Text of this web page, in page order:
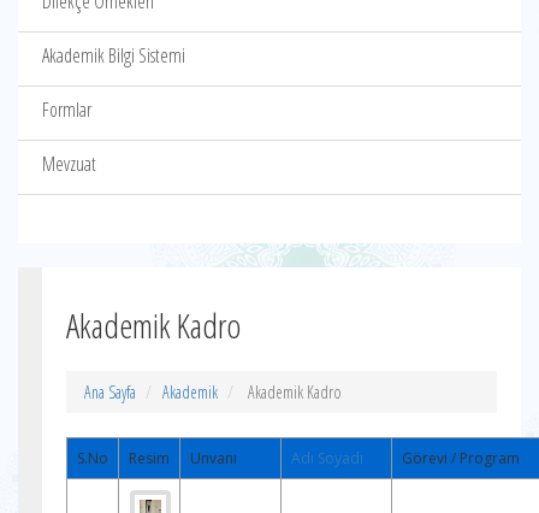
Akademik Bilgi Sistemi
Formlar
Mevzuat
Akademik Kadro
Ana Sayfa Akademik Akademik Kadro
S.No Resim Unvanı Adı Soyadı Görevi / Program